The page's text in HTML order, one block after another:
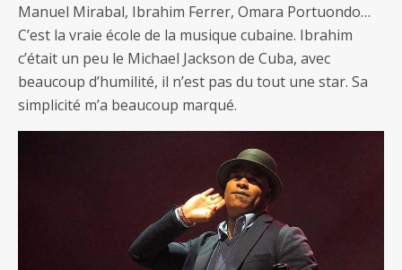
Manuel Mirabal, Ibrahim Ferrer, Omara Portuondo…
C’est la vraie école de la musique cubaine. Ibrahim
c’était un peu le Michael Jackson de Cuba, avec
beaucoup d’humilité, il n’est pas du tout une star. Sa
simplicité m’a beaucoup marqué.